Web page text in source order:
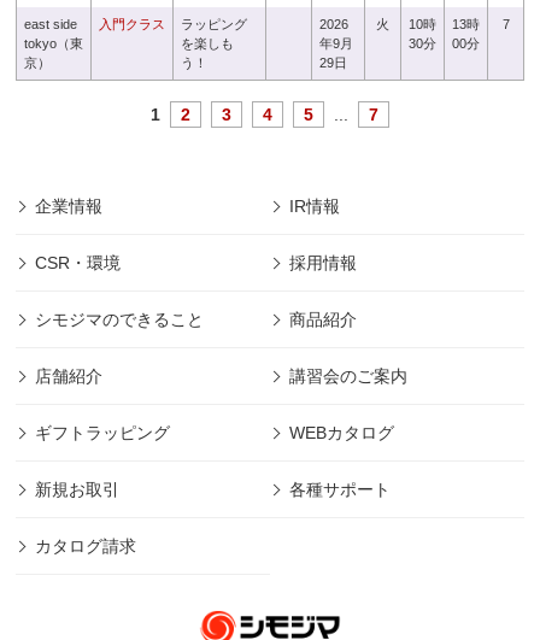
east side
tokyo（東
京）
入門クラス
ラッピング
を楽しも
う！
2026
年9月
29日
火
10時
30分
13時
00分
7
1 2 3 4 5 7
企業情報 IR情報
CSR・環境 採用情報
シモジマのできること 商品紹介
店舗紹介 講習会のご案内
ギフトラッピング WEBカタログ
新規お取引 各種サポート
カタログ請求